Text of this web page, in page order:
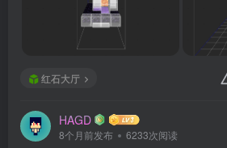
红石大厅
HAGD
8个月前发布 6233次阅读